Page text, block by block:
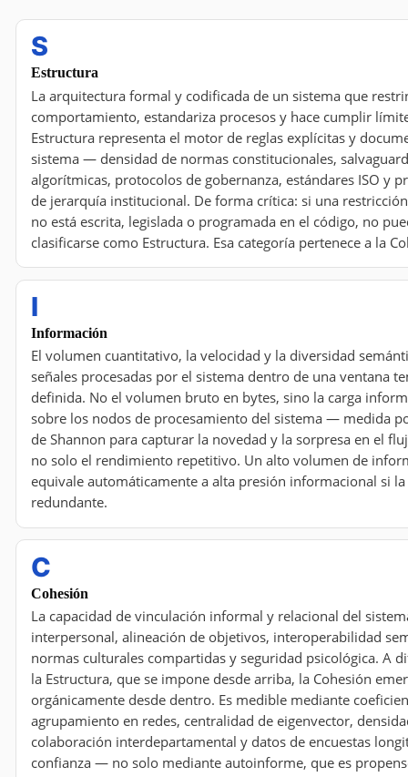
S
Estructura
La arquitectura formal y codificada de un sistema que
comportamiento, estandariza procesos y hace cumplir
Estructura representa el motor de reglas explícitas y
sistema — densidad de normas constitucionales,
algorítmicas, protocolos de gobernanza, estándares ISO y
de jerarquía institucional. De forma crítica: si una
no está escrita, legislada o programada en el código, no
clasificarse como Estructura. Esa categoría pertenece a la
I
Información
El volumen cuantitativo, la velocidad y la diversidad
señales procesadas por el sistema dentro de una ventana
definida. No el volumen bruto en bytes, sino la carga
sobre los nodos de procesamiento del sistema — medida
de Shannon para capturar la novedad y la sorpresa en el
no solo el rendimiento repetitivo. Un alto volumen de
equivale automáticamente a alta presión informacional si la
redundante.
C
Cohesión
La capacidad de vinculación informal y relacional del
interpersonal, alineación de objetivos, interoperabilidad
normas culturales compartidas y seguridad psicológica. A
la Estructura, que se impone desde arriba, la Cohesión
orgánicamente desde dentro. Es medible mediante
agrupamiento en redes, centralidad de eigenvector,
colaboración interdepartamental y datos de encuestas
confianza — no solo mediante autoinforme, que es